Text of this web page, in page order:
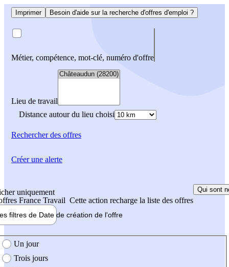
Imprimer Besoin d'aide sur la recherche d'offres d'emploi ?
Métier, compétence, mot-clé, numéro d'offre
Lieu de travail
Distance autour du lieu choisi
Rechercherdes offres
uniquement
France Travail Cette action recharge la liste des offres
Qui sont
filtres de Date de création de l'offre
création de l'offre
Un jour
Trois jours
Créer une alerte